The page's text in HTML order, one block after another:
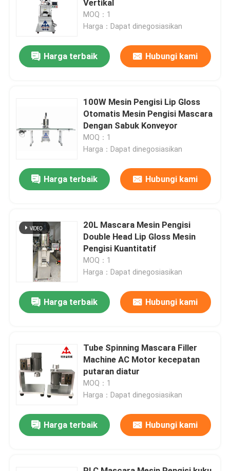
Rumah
Video
Tentang kita
Wisata pabrik
Quote request suatu
Lini Produksi Lipstik
Mesin pengisi lip gloss otomatis
Mesin Pengisi Mascara
Vertikal
MOQ：1
Harga：Dapat dinegosiasikan
Harga terbaik Hubungi kami
100W Mesin Pengisi Lip Gloss
Otomatis Mesin Pengisi Mascara
Dengan Sabuk Konveyor
MOQ：1
Harga：Dapat dinegosiasikan
Harga terbaik Hubungi kami
20L Mascara Mesin Pengisi
Double Head Lip Gloss Mesin
Pengisi Kuantitatif
MOQ：1
Harga：Dapat dinegosiasikan
Harga terbaik Hubungi kami
Tube Spinning Mascara Filler
Machine AC Motor kecepatan
putaran diatur
MOQ：1
Harga：Dapat dinegosiasikan
Harga terbaik Hubungi kami